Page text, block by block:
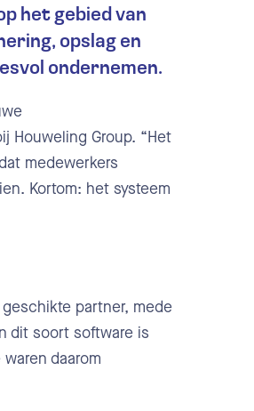
het gebied van
opslag en
ondernemen.
Houweling Group. “Het
medewerkers
Kortom: het systeem
partner, mede
dit soort software is
daarom